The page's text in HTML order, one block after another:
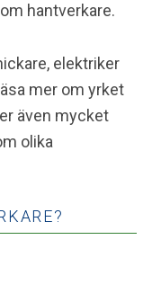
hantverkare.
elektriker
mer om yrket
även mycket
olika